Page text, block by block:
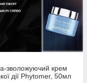
зволожуючий крем
дії Phytomer, 50мл